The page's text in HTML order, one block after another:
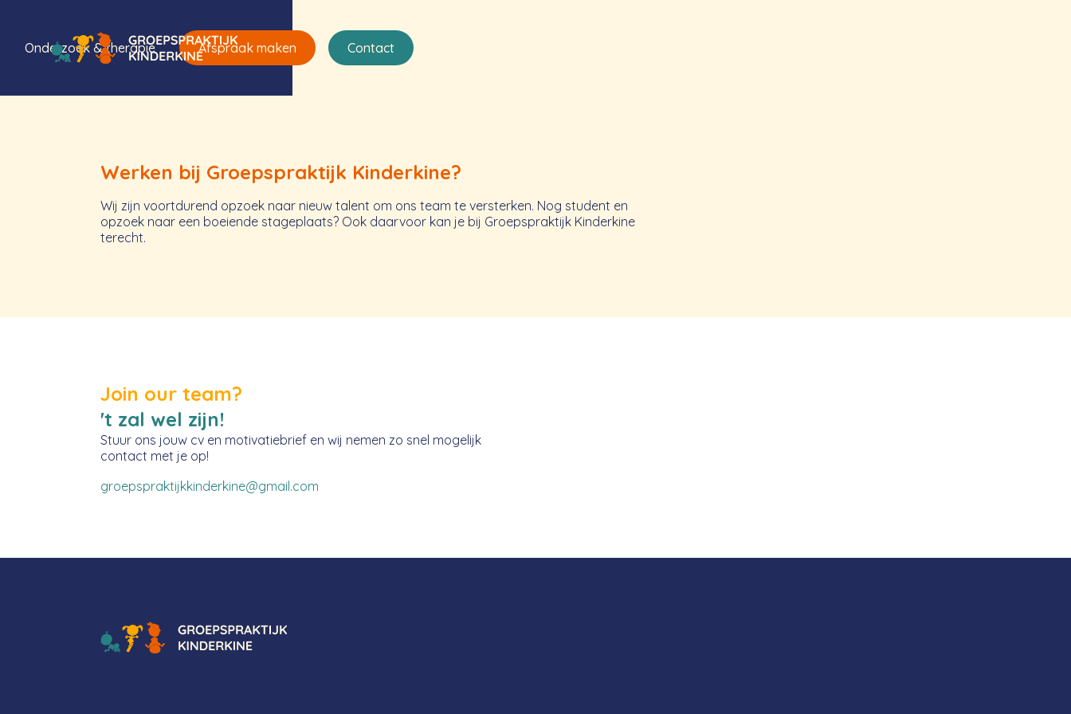
Onderzoek & therapie Afspraak maken Contact
Werken bij Groepspraktijk Kinderkine?
Wij zijn voortdurend opzoek naar nieuw talent om ons team te versterken. Nog student en
opzoek naar een boeiende stageplaats? Ook daarvoor kan je bij Groepspraktijk Kinderkine
terecht.
Join our team?
't zal wel zijn!
Stuur ons jouw cv en motivatiebrief en wij nemen zo snel mogelijk
contact met je op!
groepspraktijkkinderkine@gmail.com